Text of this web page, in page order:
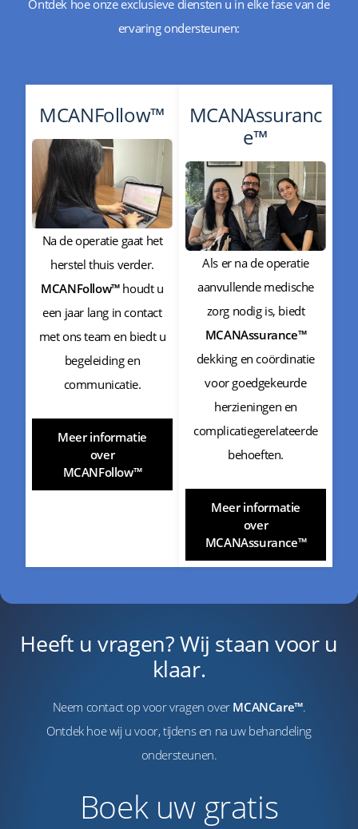
Ontdek hoe onze exclusieve diensten u in elke fase van de
ervaring ondersteunen:
MCANFollow™
Na de operatie gaat het
herstel thuis verder.
MCANFollow™houdt u
een jaar lang in contact
met ons team en biedt u
begeleiding en
communicatie.
Meer informatie
over
MCANFollow™
MCANAssuranc
e™
Als er na de operatie
aanvullende medische
zorg nodig is, biedt
MCANAssurance™
dekking en coördinatie
voor goedgekeurde
herzieningen en
complicatiegerelateerde
behoeften.
Meer informatie
over
MCANAssurance™
Heeft u vragen? Wij staan voor u
klaar.
Neem contact op voor vragen over MCANCare™.
Ontdek hoe wij u voor, tijdens en na uw behandeling
ondersteunen.
Boek uw gratis